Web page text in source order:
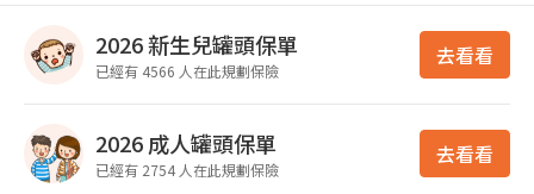
2026 新生兒罐頭保單
已經有 4566 人在此規劃保險
去看看
2026 成人罐頭保單
已經有 2754 人在此規劃保險
去看看